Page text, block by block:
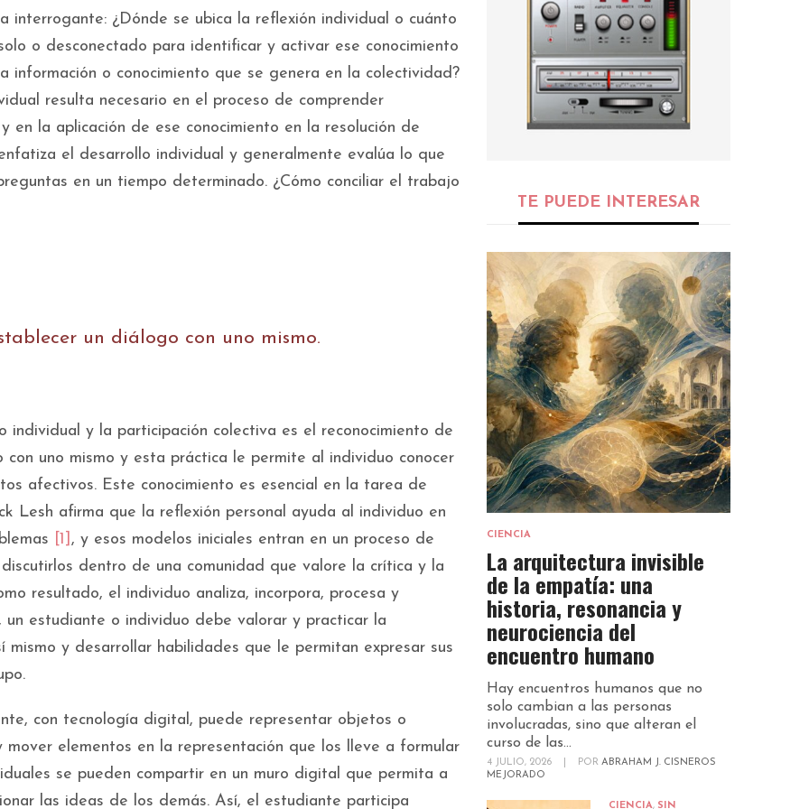
interrogante: ¿Dónde se ubica la reflexión individual o cuánto
o desconectado para identificar y activar ese conocimiento
información o conocimiento que se genera en la colectividad?
resulta necesario en el proceso de comprender
en la aplicación de ese conocimiento en la resolución de
el desarrollo individual y generalmente evalúa lo que
en un tiempo determinado. ¿Cómo conciliar el trabajo
un diálogo con uno mismo.
y la participación colectiva es el reconocimiento de
uno mismo y esta práctica le permite al individuo conocer
afectivos. Este conocimiento es esencial en la tarea de
Lesh afirma que la reflexión personal ayuda al individuo en
[1] , y esos modelos iniciales entran en un proceso de
dentro de una comunidad que valore la crítica y la
resultado, el individuo analiza, incorpora, procesa y
un estudiante o individuo debe valorar y practicar la
mismo y desarrollar habilidades que le permitan expresar sus
con tecnología digital, puede representar objetos o
elementos en la representación que los lleve a formular
se pueden compartir en un muro digital que permita a
las ideas de los demás. Así, el estudiante participa
TE PUEDE INTERESAR
CIENCIA
La arquitectura invisible
de la empatía: una
historia, resonancia y
neurociencia del
encuentro humano
Hay encuentros humanos que no
solo cambian a las personas
involucradas, sino que alteran el
curso de las...
4 JULIO, 2026 POR ABRAHAM J. CISNEROS
MEJORADO
CIENCIA, SIN